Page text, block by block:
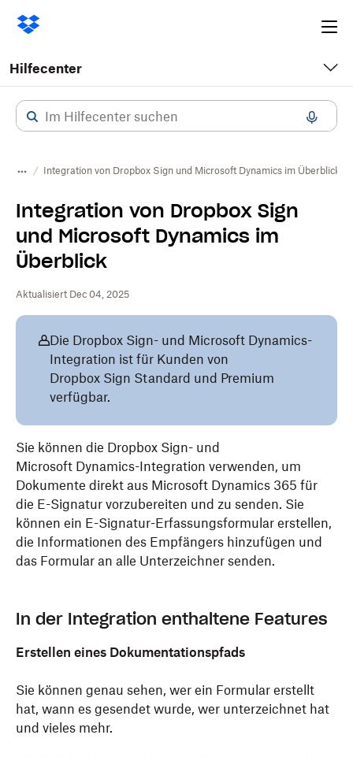
Hilfecenter
Integration von Dropbox Sign und Microsoft Dynamics im Überblick
Integration von Dropbox Sign
und Microsoft Dynamics im
Überblick
Aktualisiert Dec 04, 2025
Die Dropbox Sign- und Microsoft Dynamics-
Integration ist für Kunden von
Dropbox Sign Standard und Premium
verfügbar.
Sie können die Dropbox Sign- und
Microsoft Dynamics-Integration verwenden, um
Dokumente direkt aus Microsoft Dynamics 365 für
die E-Signatur vorzubereiten und zu senden. Sie
können ein E-Signatur-Erfassungsformular erstellen,
die Informationen des Empfängers hinzufügen und
das Formular an alle Unterzeichner senden.
In der Integration enthaltene Features
Erstellen eines Dokumentationspfads
Sie können genau sehen, wer ein Formular erstellt
hat, wann es gesendet wurde, wer unterzeichnet hat
und vieles mehr.